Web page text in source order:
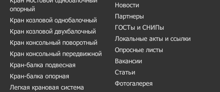
опорный
Кран козловой однобалочный
Кран козловой двухбалочный
Кран консольный поворотный
Кран консольный передвижной
Кран-балка подвесная
Кран-балка опорная
Легкая крановая система
Новости
Партнеры
ГОСТы и СНИПы
Локальные акты и ссылки
Опросные листы
Вакансии
Статьи
Фотогалерея